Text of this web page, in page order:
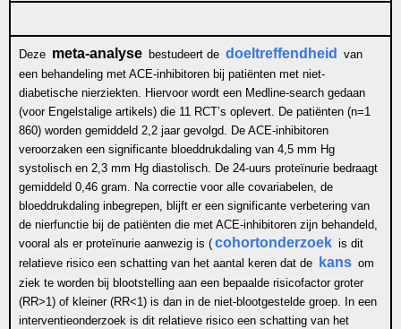
Deze meta-analyse bestudeert de doeltreffendheid
van
een behandeling met ACE-inhibitoren bij patiënten met niet-
diabetische nierziekten. Hiervoor wordt een Medline-search gedaan
(voor Engelstalige artikels) die 11 RCT’s oplevert. De patiënten (n=1
860) worden gemiddeld 2,2 jaar gevolgd. De ACE-inhibitoren
veroorzaken een significante bloeddrukdaling van 4,5 mm Hg
systolisch en 2,3 mm Hg diastolisch. De 24-uurs proteïnurie bedraagt
gemiddeld 0,46 gram. Na correctie voor alle covariabelen, de
bloeddrukdaling inbegrepen, blijft er een significante verbetering van
de nierfunctie bij de patiënten die met ACE-inhibitoren zijn behandeld,
vooral als er proteïnurie aanwezig is ( cohortonderzoek is dit
relatieve risico een schatting van het aantal keren dat de
kans om
ziek te worden bij blootstelling aan een bepaalde risicofactor groter
(RR>1) of kleiner (RR<1) is dan in de niet-blootgestelde groep. In een
interventieonderzoek is dit relatieve risico een schatting van het